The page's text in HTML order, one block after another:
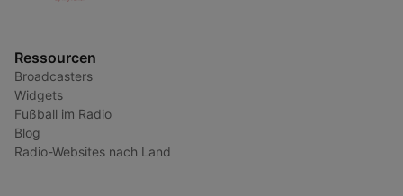
Ressourcen
Broadcasters
Widgets
Fußball im Radio
Blog
Radio-Websites nach Land